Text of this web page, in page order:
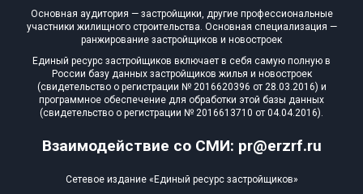
Взаимодействие со СМИ: pr@erzrf.ru
Основная аудитория — застройщики, другие профессиональные
участники жилищного строительства. Основная специализация —
ранжирование застройщиков и новостроек
Единый ресурс застройщиков включает в себя самую полную в
России базу данных застройщиков жилья и новостроек
(свидетельство о регистрации № 2016620396 от 28.03.2016) и
программное обеспечение для обработки этой базы данных
(свидетельство о регистрации № 2016613710 от 04.04.2016).
Сетевое издание «Единый ресурс застройщиков»